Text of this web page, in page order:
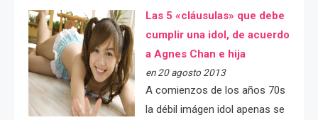
Las 5 «cláusulas» que debe
cumplir una idol, de acuerdo
a Agnes Chan e hija
en 20 agosto 2013
A comienzos de los años 70s
la débil imágen idol apenas se